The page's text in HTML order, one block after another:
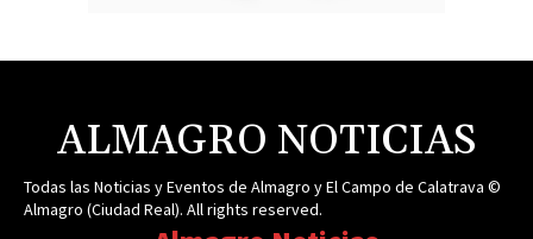
ALMAGRO NOTICIAS
Todas las Noticias y Eventos de Almagro y El Campo de Calatrava ©
Almagro (Ciudad Real). All rights reserved.